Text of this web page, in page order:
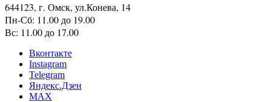
644123, г. Омск, ул.Конева, 14
Пн-Сб: 11.00 до 19.00
Вс: 11.00 до 17.00
Вконтакте
Instagram
Telegram
Яндекс.Дзен
MAX